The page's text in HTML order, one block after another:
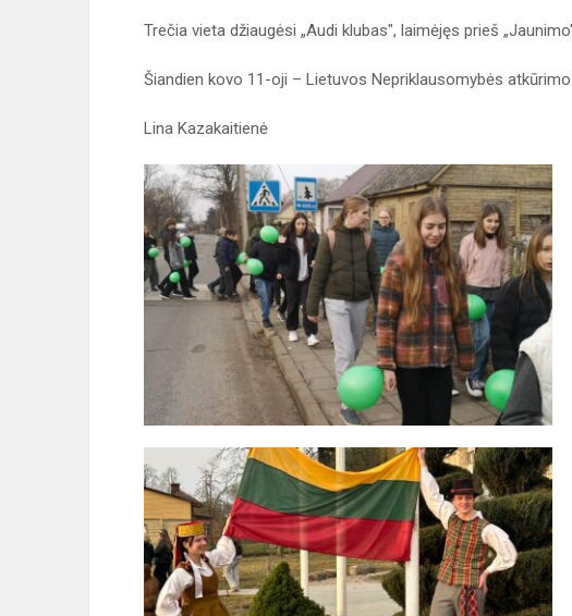
Trečia vieta džiaugėsi „Audi klubas", laimėjęs prieš
Šiandien kovo 11-oji – Lietuvos Nepriklausomybės
Lina Kazakaitienė